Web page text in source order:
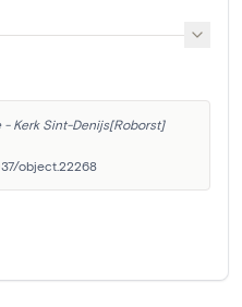
- Kerk Sint-Denijs[Roborst]
object.22268